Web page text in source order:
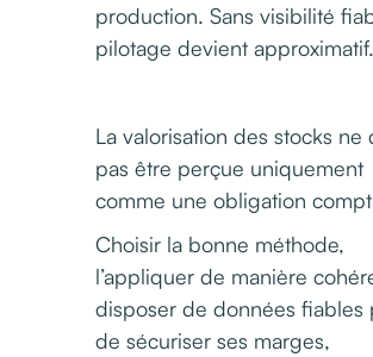
production. Sans visibilité
pilotage devient approximatif.
La valorisation des stocks ne
pas être perçue uniquement
comme une obligation
Choisir la bonne méthode,
l’appliquer de manière
disposer de données fiables
de sécuriser ses marges,